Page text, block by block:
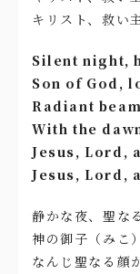
キリスト、救い
Silent night,
Son of God,
Radiant
With the
Jesus, Lord,
Jesus, Lord,
静かな夜、聖な
神の御子（みこ
なんじ聖なる顔